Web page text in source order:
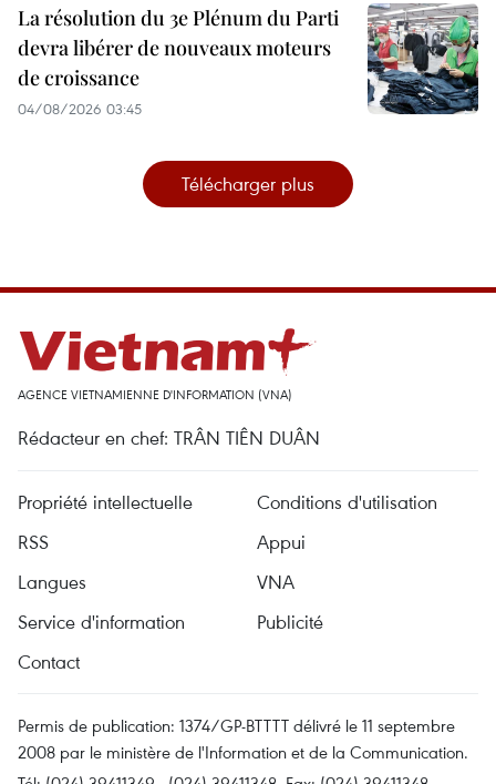
La résolution du 3e Plénum du Parti
devra libérer de nouveaux moteurs
de croissance
04/08/2026 03:45
Télécharger plus
AGENCE VIETNAMIENNE D'INFORMATION (VNA)
Rédacteur en chef: TRÂN TIÊN DUÂN
Propriété intellectuelle
Conditions d'utilisation
RSS
Appui
Langues
VNA
Service d'information
Publicité
Contact
Permis de publication: 1374/GP-BTTTT délivré le 11 septembre
2008 par le ministère de l'Information et de la Communication.